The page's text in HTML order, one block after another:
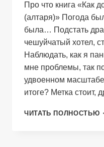
Про что книга «Как
(алтаря)» Погода
была… Подстать
чешуйчатый хотел,
Наблюдать, как я
мне проблемы, так
удвоенном
итоге? Метка стоит,
ЧИТАТЬ ПОЛНОСТЬЮ